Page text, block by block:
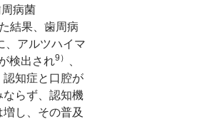
病菌
結果、歯周病
、アルツハイマ
検出され9）
知症と口腔が
らず、認知機
し、その普及